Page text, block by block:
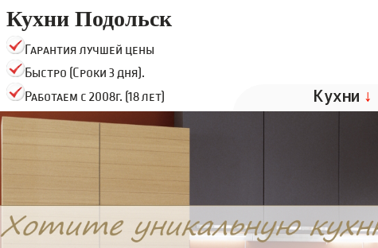
Кухни Подольск
Гарантия лучшей цены
Быстро (Сроки 3 дня).
Работаем с 2008г. (18 лет)
Кухни ↓